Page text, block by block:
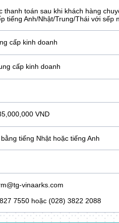
thanh toán sau khi khách hàng
tiếng Anh/Nhật/Trung/Thái với sếp
cấp kinh doanh
cấp kinh doanh
VND
tiếng Nhật hoặc tiếng Anh
vinaarks.com
7550 hoặc (028) 3822 2088